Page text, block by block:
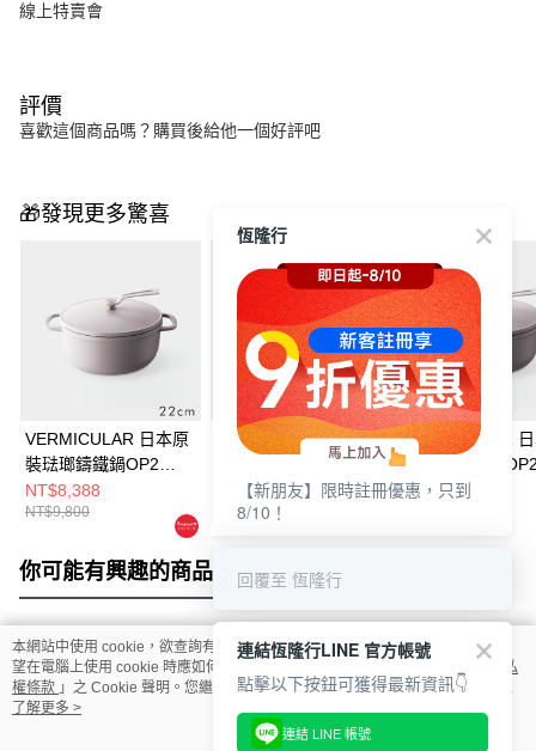
線上特賣會
評價
喜歡這個商品嗎？購買後給他一個好評吧
🎁發現更多驚喜
VERMICULAR 日本原
裝琺瑯鑄鐵鍋OP2
22cm (雲彩粉)
NT$8,388
NT$9,800
VERMICULAR 日本原
裝琺瑯鑄鐵鍋OP2
18cm (雲彩粉)
NT$7,200
VERMICULAR
裝琺瑯鑄鐵鍋
26cm (雲彩粉)
NT$12,800
你可能有興趣的商品 全站排行
熱門標籤
本網站中使用 cookie，欲查詢有關本網站使用 cookie 方式之詳情，及若您不希
望在電腦上使用 cookie 時應如何變更電腦的 cookie 設定，請參閱本網站「
隱私
權條款 」之 Cookie 聲明。您繼續使用本網站即表示您同意本公司得按本網站使
用條款之 Cookie 聲明使用 cookie。
了解更多 >
恆隆行
【新朋友】限時註冊優惠，只到
8/10！
回覆至 恆隆行
連結恆隆行LINE 官方帳號
點擊以下按鈕可獲得最新資訊👇
連結 LINE 帳號